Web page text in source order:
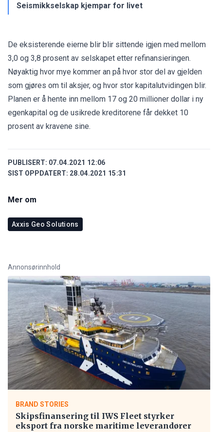
Seismikkselskap kjempar for livet
De eksisterende eierne blir blir sittende igjen med mellom
3,0 og 3,8 prosent av selskapet etter refinansieringen.
Nøyaktig hvor mye kommer an på hvor stor del av gjelden
som gjøres om til aksjer, og hvor stor kapitalutvidingen blir.
Planen er å hente inn mellom 17 og 20 millioner dollar i ny
egenkapital og de usikrede kreditorene får dekket 10
prosent av kravene sine.
PUBLISERT: 07.04.2021 12:06
SIST OPPDATERT: 28.04.2021 15:31
Mer om
Axxis Geo Solutions
Annonsørinnhold
BRAND STORIES
Skipsfinansering til IWS Fleet styrker
eksport fra norske maritime leverandører